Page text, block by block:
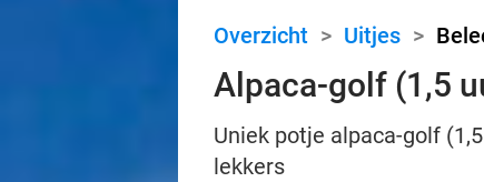
Overzicht > Uitjes >
Alpaca-golf (1,5
Uniek potje alpaca-golf
lekkers